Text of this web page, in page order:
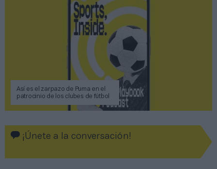
Así es el zarpazo de Puma en el
patrocinio de los clubes de fútbol
¡Únete a la conversación!